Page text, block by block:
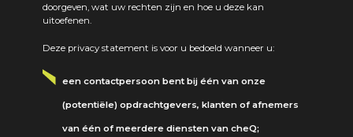
doorgeven, wat uw rechten zijn en hoe u deze kan
uitoefenen.
Deze privacy statement is voor u bedoeld wanneer u:
een contactpersoon bent bij één van onze
(potentiële) opdrachtgevers, klanten of afnemers
van één of meerdere diensten van cheQ;